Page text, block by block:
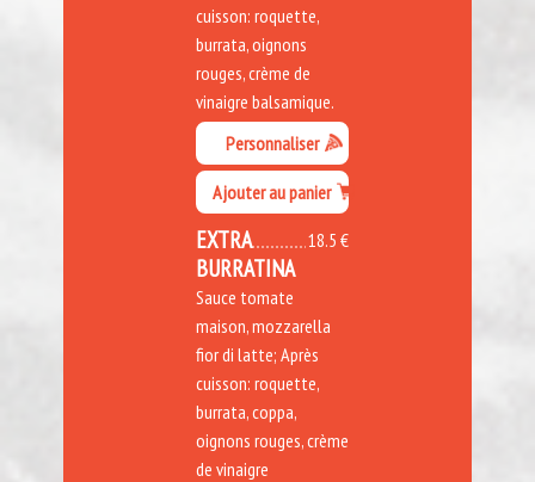
cuisson: roquette,
burrata, oignons
rouges, crème de
vinaigre balsamique.
Personnaliser
Ajouter au panier
18.5 €
EXTRA
BURRATINA
Sauce tomate
maison, mozzarella
fior di latte; Après
cuisson: roquette,
burrata, coppa,
oignons rouges, crème
de vinaigre